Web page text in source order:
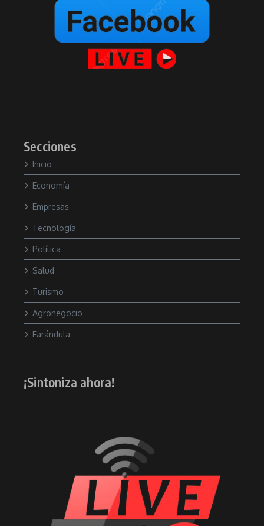
Secciones
Inicio
Economía
Empresas
Tecnología
Política
Salud
Turismo
Agronegocio
Farándula
¡Sintoniza ahora!